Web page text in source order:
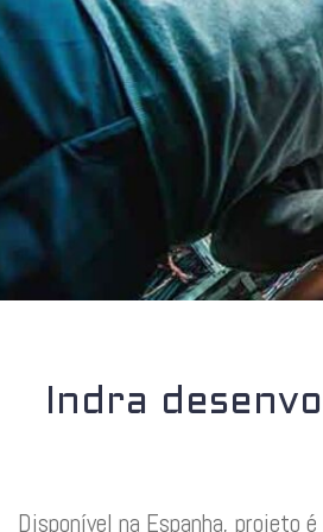
Indra
Disponível na Espanha, projeto